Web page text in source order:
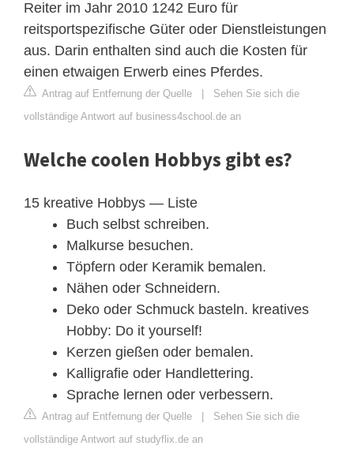
Reiter im Jahr 2010 1242 Euro für
reitsportspezifische Güter oder Dienstleistungen
aus. Darin enthalten sind auch die Kosten für
einen etwaigen Erwerb eines Pferdes.
Antrag auf Entfernung der Quelle | Sehen Sie sich die
vollständige Antwort auf business4school.de an
Welche coolen Hobbys gibt es?
15 kreative Hobbys — Liste
Buch selbst schreiben.
Malkurse besuchen.
Töpfern oder Keramik bemalen.
Nähen oder Schneidern.
Deko oder Schmuck basteln. kreatives
Hobby: Do it yourself!
Kerzen gießen oder bemalen.
Kalligrafie oder Handlettering.
Sprache lernen oder verbessern.
Antrag auf Entfernung der Quelle | Sehen Sie sich die
vollständige Antwort auf studyflix.de an